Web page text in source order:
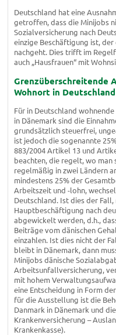
Deutschland hat eine
getroffen, dass die Minijobs
Sozialversicherung nach
einzige Beschäftigung ist,
nachgeht. Dies trifft im
auch „Hausfrauen“ mit
Grenzüberschreitende
Wohnort in Deutschland
Für in Deutschland
in Dänemark sind die
grundsätzlich steuerfrei,
ist jedoch die sogenannte
883/2004 Artikel 13 und
beachten, die regelt, wo man
regelmäßig in zwei Ländern
mindestens 25% der
Arbeitszeit und -lohn,
Deutschland. Ist dies der Fall,
Hauptbeschäftigung nach
abgewickelt werden, d.h.,
Beiträge vom dänischen
einzahlen. Ist dies nicht der
bleibt in Dänemark, dann
Minijobs dänische
Arbeitsunfallversicherung,
mit hohem
eine Entscheidung in Form
für die Ausstellung ist die
Danmark in Dänemark und
Krankenversicherung –
Krankenkasse).